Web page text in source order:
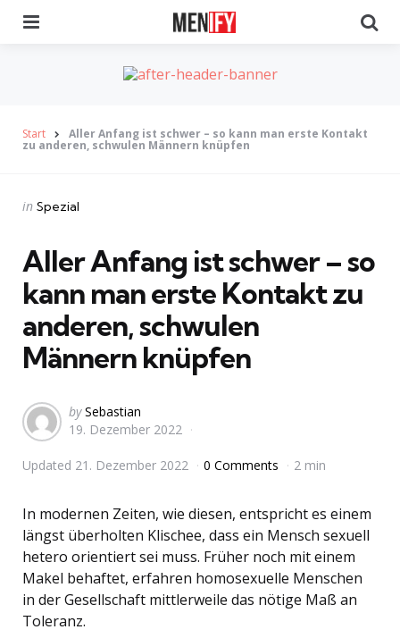
Start Aller Anfang ist schwer – so kann man erste Kontakt
zu anderen, schwulen Männern knüpfen
Categories
Posted
in Spezial
Aller Anfang ist schwer – so
kann man erste Kontakt zu
anderen, schwulen
Männern knüpfen
Posted
by
by Sebastian
19. Dezember 2022
Updated 21. Dezember 2022 0 Comments 2 min
In modernen Zeiten, wie diesen, entspricht es einem
längst überholten Klischee, dass ein Mensch sexuell
hetero orientiert sei muss. Früher noch mit einem
Makel behaftet, erfahren homosexuelle Menschen
in der Gesellschaft mittlerweile das nötige Maß an
Toleranz.